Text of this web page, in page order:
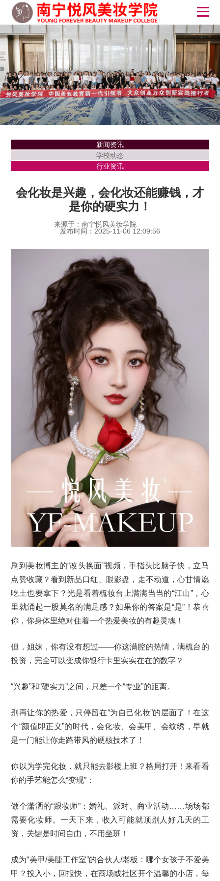
新闻资讯
学校动态
行业资讯
会化妆是兴趣，会化妆还能赚钱，才
是你的硬实力！
来源于：南宁悦风美妆学院
发布时间：2025-11-06 12:09:56
刷到美妆博主的“改头换面”视频，手指头比脑子快，立马
点赞收藏？看到新品口红、眼影盘，走不动道，心甘情愿
吃土也要拿下？光是看着梳妆台上满满当当的“江山”，心
里就涌起一股莫名的满足感？如果你的答案是“是”！恭喜
你，你身体里绝对住着一个热爱美妆的有趣灵魂！
但，姐妹，你有没有想过——你这满腔的热情，满梳台的
投资，完全可以变成你银行卡里实实在在的数字？
“兴趣”和“硬实力”之间，只差一个“专业”的距离。
别再让你的热爱，只停留在“为自己化妆”的层面了！在这
个“颜值即正义”的时代，会化妆、会美甲、会纹绣，早就
是一门能让你走路带风的硬核技术了！
你以为学完化妆，就只能去影楼上班？格局打开！来看看
你的手艺能怎么“变现”：
做个潇洒的“跟妆师”：婚礼、派对、商业活动……场场都
需要化妆师。一天下来，收入可能就顶别人好几天的工
资，关键是时间自由，不用坐班！
成为“美甲/美睫工作室”的合伙人/老板：哪个女孩子不爱美
甲？投入小，回报快，在商场或社区开个温馨的小店，每